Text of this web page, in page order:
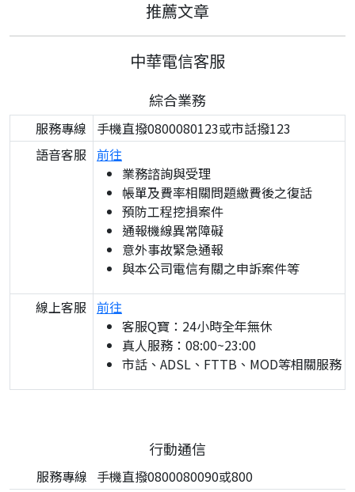
推薦文章
中華電信客服
綜合業務
服務專線
手機直撥0800080123或市話撥123
語音客服 前往
業務諮詢與受理
帳單及費率相關問題繳費後之復話
預防工程挖損案件
通報機線異常障礙
意外事故緊急通報
與本公司電信有關之申訴案件等
線上客服 前往
客服Q寶：24小時全年無休
真人服務：08:00~23:00
市話、ADSL、FTTB、MOD等相關服務
行動通信
服務專線 手機直撥0800080090或800